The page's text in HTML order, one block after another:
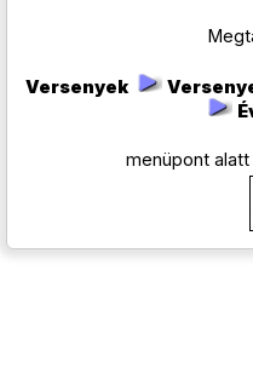
Versenyek
menüpont